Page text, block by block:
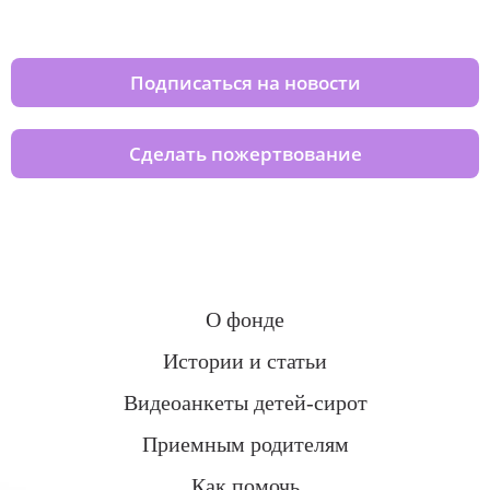
Подписаться на новости
Сделать пожертвование
О фонде
Истории и статьи
Видеоанкеты детей-сирот
Приемным родителям